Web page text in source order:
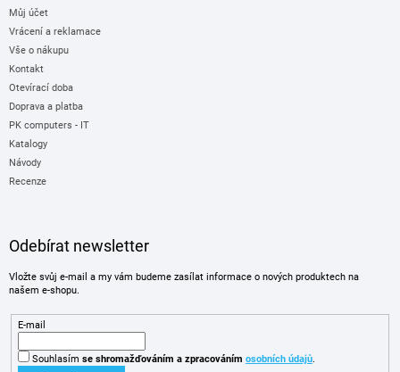
Můj účet
Vrácení a reklamace
Vše o nákupu
Kontakt
Otevírací doba
Doprava a platba
PK computers - IT
Katalogy
Návody
Recenze
Odebírat newsletter
Vložte svůj e-mail a my vám budeme zasílat informace o nových produktech na
našem e-shopu.
E-mail
Souhlasím se shromažďováním a zpracováním osobních údajů.